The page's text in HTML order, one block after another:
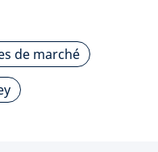
de marché